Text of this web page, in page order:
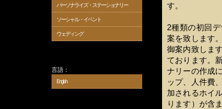
パーソナライズ・ステーショナリー
ソーシャル・イベント
ウェディング
言語：
English
す。
2種類の初回
案を致します
御案内致しま
ております。
ナリーの作成
ップ、人件費
加されるホイ
ります）が含